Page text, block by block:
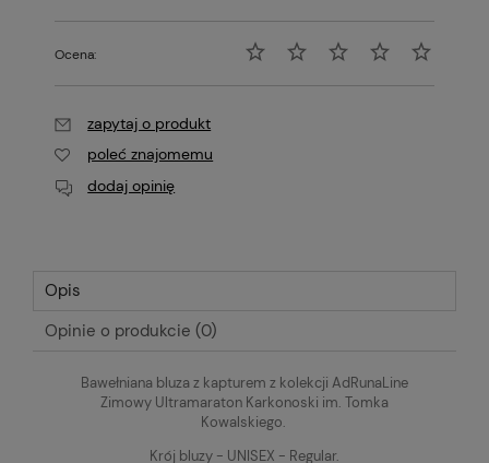
Ocena:
zapytaj o produkt
poleć znajomemu
dodaj opinię
Opis
Opinie o produkcie (0)
Bawełniana bluza z kapturem z kolekcji AdRunaLine
Zimowy Ultramaraton Karkonoski im. Tomka
Kowalskiego.
Krój bluzy - UNISEX - Regular.